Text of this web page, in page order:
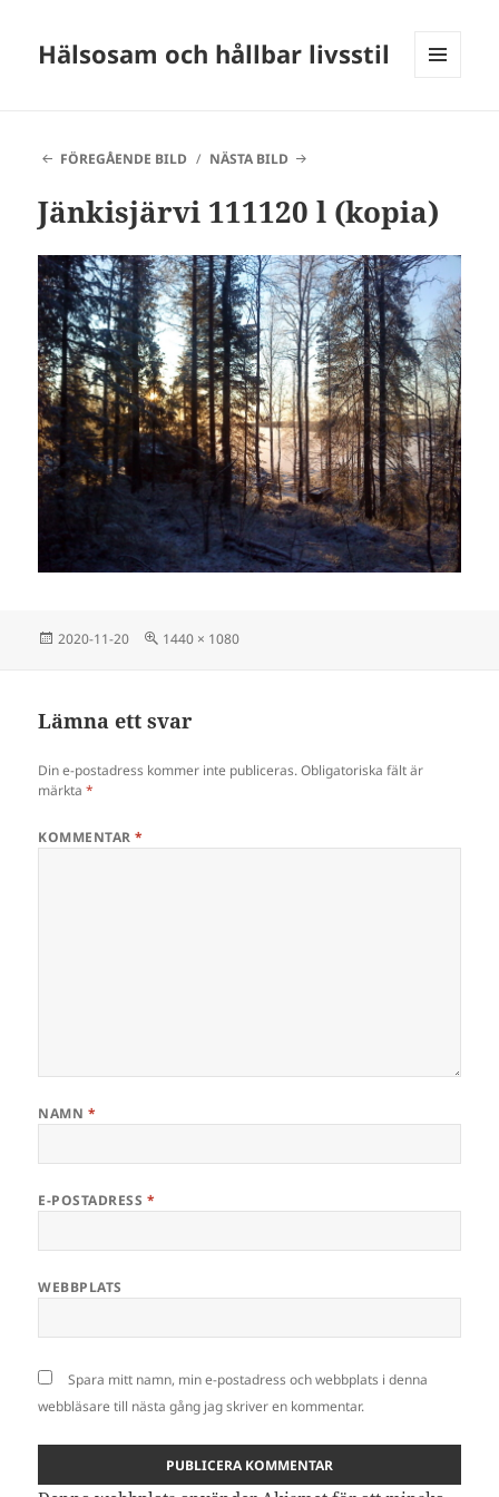
Hälsosam och hållbar livsstil
FÖREGÅENDE BILD
NÄSTA BILD
Jänkisjärvi 111120 l (kopia)
Postat
2020-11-20
Full
1440 × 1080
Lämna ett svar
Din e-postadress kommer inte publiceras. Obligatoriska fält är
märkta*
KOMMENTAR*
NAMN *
E-POSTADRESS *
WEBBPLATS
Spara mitt namn, min e-postadress och webbplats i denna
webbläsare till nästa gång jag skriver en kommentar.